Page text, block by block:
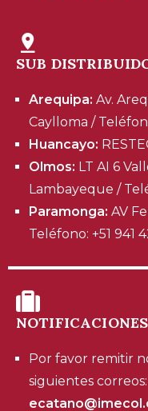
SUB
Arequipa: Av.
Caylloma /
Huancayo:
Olmos: LT AI 6
Lambayeque /
Paramonga: AV
Teléfono: +51 941
Por favor remitir
siguientes correos: